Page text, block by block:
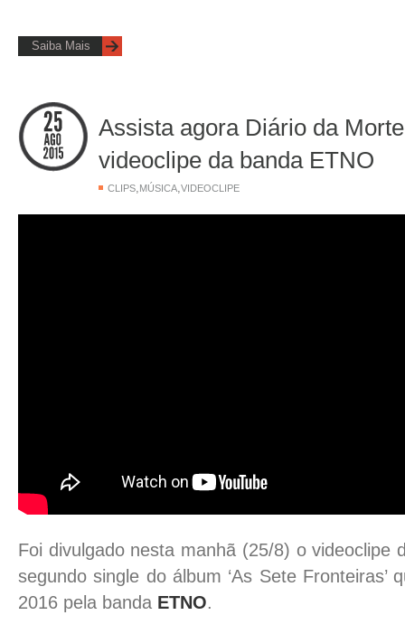
Saiba Mais
Assista agora Diário da
videoclipe da banda ETNO
CLIPS, MÚSICA,VIDEOCLIPE
Foi divulgado nesta manhã (25/8) o videoclipe
segundo single do álbum ‘As Sete Fronteiras’
2016 pela banda ETNO.